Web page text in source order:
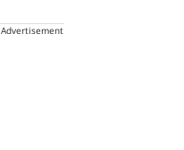
Advertisement